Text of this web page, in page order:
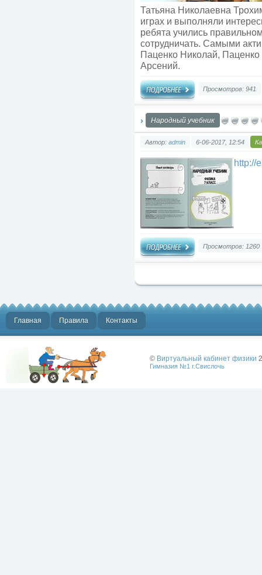
Татьяна Николаевна
играх и выполняли
ребята учились
сотрудничать. Самыми
Паценко Николай,
Арсений.
Просмотров: 941
Народный учебник
Автор: admin 6-06-2017, 12:54
http://
Просмотров: 1260
Главная Правила Контакты
© Виртуальный кабинет физики
Гимназия №1 г.Свислочь